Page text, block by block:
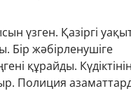
үзген. Қазіргі
Бір жәбірленушіге
құрайды.
Полиция